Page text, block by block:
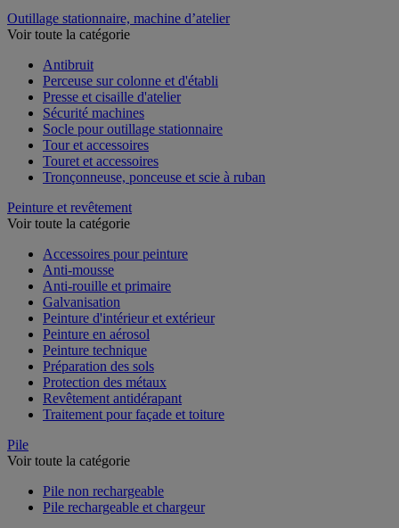
Outillage stationnaire, machine d’atelier
Voir toute la catégorie
Antibruit
Perceuse sur colonne et d'établi
Presse et cisaille d'atelier
Sécurité machines
Socle pour outillage stationnaire
Tour et accessoires
Touret et accessoires
Tronçonneuse, ponceuse et scie à ruban
Peinture et revêtement
Voir toute la catégorie
Accessoires pour peinture
Anti-mousse
Anti-rouille et primaire
Galvanisation
Peinture d'intérieur et extérieur
Peinture en aérosol
Peinture technique
Préparation des sols
Protection des métaux
Revêtement antidérapant
Traitement pour façade et toiture
Pile
Voir toute la catégorie
Pile non rechargeable
Pile rechargeable et chargeur